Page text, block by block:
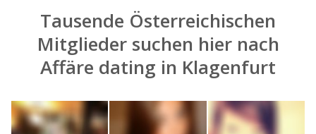
Tausende Österreichischen
Mitglieder suchen hier nach
Affäre dating in Klagenfurt